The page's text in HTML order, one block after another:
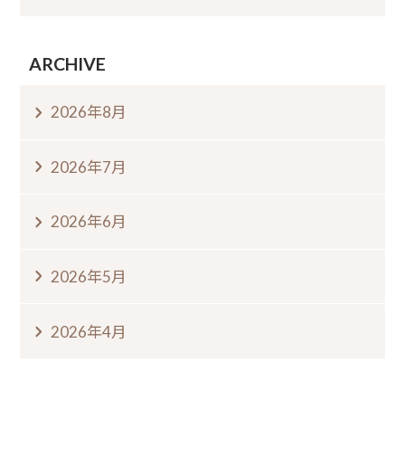
ARCHIVE
2026年8月
2026年7月
2026年6月
2026年5月
2026年4月